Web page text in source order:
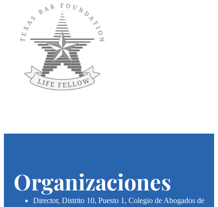
Organizaciones
Director, Distrito 10, Puesto 1, Colegio de Abogados de